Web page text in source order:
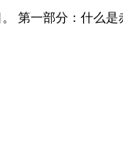
第一部分：什么